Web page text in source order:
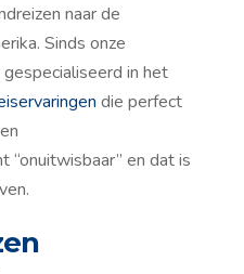
naar de
Sinds onze
in het
die perfect
“onuitwisbaar” en dat is